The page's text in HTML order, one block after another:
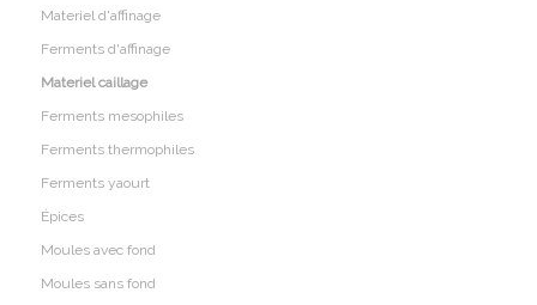
Materiel d'affinage
Ferments d'affinage
Materiel caillage
Ferments mesophiles
Ferments thermophiles
Ferments yaourt
Épices
Moules avec fond
Moules sans fond